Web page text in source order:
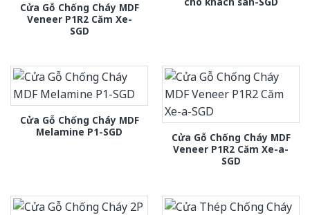
Cửa Gỗ Chống Cháy MDF
Veneer P1R2 Căm Xe-
SGD
Cửa Gỗ Chống Cháy MDF
Melamine P1-SGD
Cửa Gỗ Chống Cháy MDF
Veneer P1R2 Căm Xe-a-
SGD